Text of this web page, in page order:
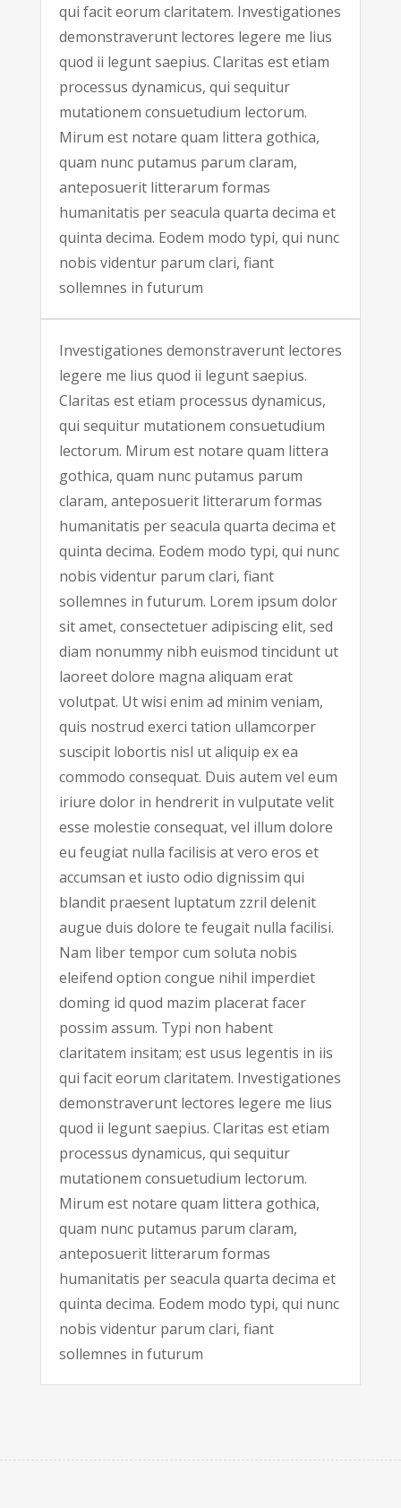
qui facit eorum claritatem. Investigationes
demonstraverunt lectores legere me lius
quod ii legunt saepius. Claritas est etiam
processus dynamicus, qui sequitur
mutationem consuetudium lectorum.
Mirum est notare quam littera gothica,
quam nunc putamus parum claram,
anteposuerit litterarum formas
humanitatis per seacula quarta decima et
quinta decima. Eodem modo typi, qui nunc
nobis videntur parum clari, fiant
sollemnes in futurum
Investigationes demonstraverunt lectores
legere me lius quod ii legunt saepius.
Claritas est etiam processus dynamicus,
qui sequitur mutationem consuetudium
lectorum. Mirum est notare quam littera
gothica, quam nunc putamus parum
claram, anteposuerit litterarum formas
humanitatis per seacula quarta decima et
quinta decima. Eodem modo typi, qui nunc
nobis videntur parum clari, fiant
sollemnes in futurum. Lorem ipsum dolor
sit amet, consectetuer adipiscing elit, sed
diam nonummy nibh euismod tincidunt ut
laoreet dolore magna aliquam erat
volutpat. Ut wisi enim ad minim veniam,
quis nostrud exerci tation ullamcorper
suscipit lobortis nisl ut aliquip ex ea
commodo consequat. Duis autem vel eum
iriure dolor in hendrerit in vulputate velit
esse molestie consequat, vel illum dolore
eu feugiat nulla facilisis at vero eros et
accumsan et iusto odio dignissim qui
blandit praesent luptatum zzril delenit
augue duis dolore te feugait nulla facilisi.
Nam liber tempor cum soluta nobis
eleifend option congue nihil imperdiet
doming id quod mazim placerat facer
possim assum. Typi non habent
claritatem insitam; est usus legentis in iis
qui facit eorum claritatem. Investigationes
demonstraverunt lectores legere me lius
quod ii legunt saepius. Claritas est etiam
processus dynamicus, qui sequitur
mutationem consuetudium lectorum.
Mirum est notare quam littera gothica,
quam nunc putamus parum claram,
anteposuerit litterarum formas
humanitatis per seacula quarta decima et
quinta decima. Eodem modo typi, qui nunc
nobis videntur parum clari, fiant
sollemnes in futurum